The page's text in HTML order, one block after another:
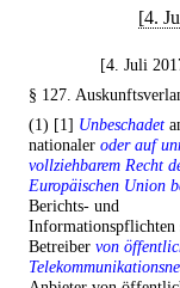
[4.
[4. Juli
§ 127.
(1) [1] Unbeschadet
nationaler oder auf
vollziehbarem Recht
Europäischen Union
Berichts- und
Informationspflichten
Betreiber von